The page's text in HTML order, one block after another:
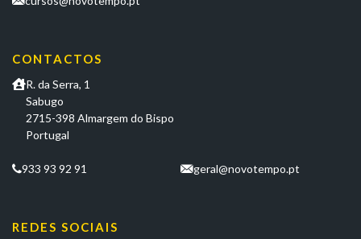
CONTACTOS
R. da Serra, 1
Sabugo
2715-398 Almargem do Bispo
Portugal
933 93 92 91 geral@novotempo.pt
REDES SOCIAIS